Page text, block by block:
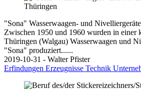
"Sona" Wasserwaagen- und
Zwischen 1950 und 1960 wurden in einer
Thüringen (Walgau) Wasserwaagen und
"Sona" produziert......
2019-10-31 - Walter Pfister
Erfindungen Erzeugnisse Technik